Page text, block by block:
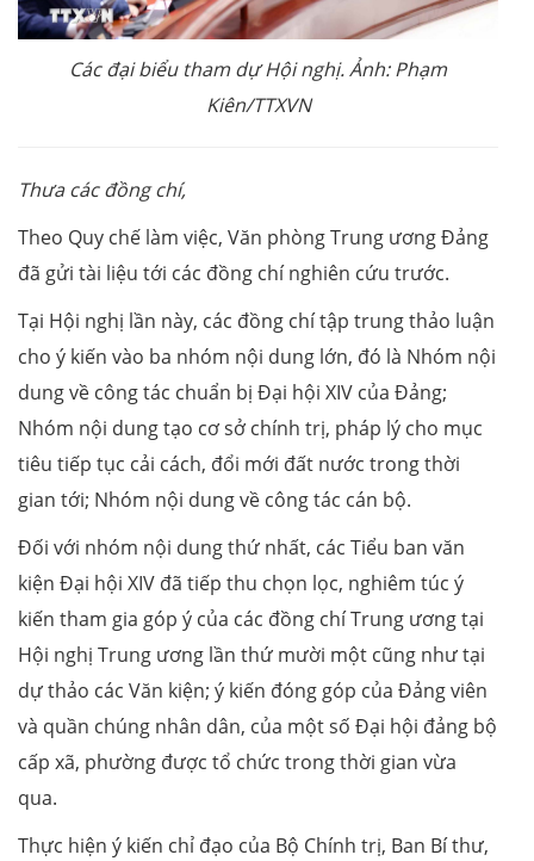
Các đại biểu tham dự Hội nghị. Ảnh: Phạm
Kiên/TTXVN
Thưa các đồng chí,
Theo Quy chế làm việc, Văn phòng Trung ương Đảng
đã gửi tài liệu tới các đồng chí nghiên cứu trước.
Tại Hội nghị lần này, các đồng chí tập trung thảo luận
cho ý kiến vào ba nhóm nội dung lớn, đó là Nhóm nội
dung về công tác chuẩn bị Đại hội XIV của Đảng;
Nhóm nội dung tạo cơ sở chính trị, pháp lý cho mục
tiêu tiếp tục cải cách, đổi mới đất nước trong thời
gian tới; Nhóm nội dung về công tác cán bộ.
Đối với nhóm nội dung thứ nhất, các Tiểu ban văn
kiện Đại hội XIV đã tiếp thu chọn lọc, nghiêm túc ý
kiến tham gia góp ý của các đồng chí Trung ương tại
Hội nghị Trung ương lần thứ mười một cũng như tại
dự thảo các Văn kiện; ý kiến đóng góp của Đảng viên
và quần chúng nhân dân, của một số Đại hội đảng bộ
cấp xã, phường được tổ chức trong thời gian vừa
qua.
Thực hiện ý kiến chỉ đạo của Bộ Chính trị, Ban Bí thư,